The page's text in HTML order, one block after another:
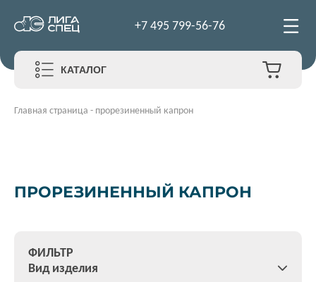
+7 495 799-56-76
КАТАЛОГ
Главная страница - прорезиненный капрон
ПРОРЕЗИНЕННЫЙ КАПРОН
ФИЛЬТР
Вид изделия